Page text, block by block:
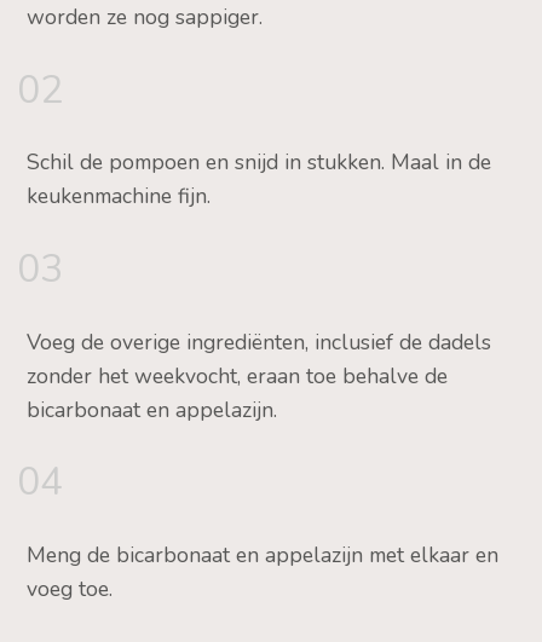
worden ze nog sappiger.
02
Schil de pompoen en snijd in stukken. Maal in de
keukenmachine fijn.
03
Voeg de overige ingrediënten, inclusief de dadels
zonder het weekvocht, eraan toe behalve de
bicarbonaat en appelazijn.
04
Meng de bicarbonaat en appelazijn met elkaar en
voeg toe.